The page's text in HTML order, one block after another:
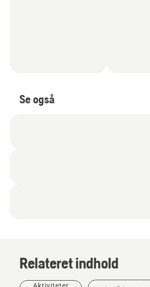
Se også
Relateret indhold